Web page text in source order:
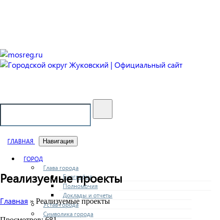
ГЛАВНАЯ Навигация
ГОРОД
Глава города
Биография
Полномочия
Доклады и отчеты
Устав города
Символика города
Реализуемые проекты
Главная » Реализуемые проекты